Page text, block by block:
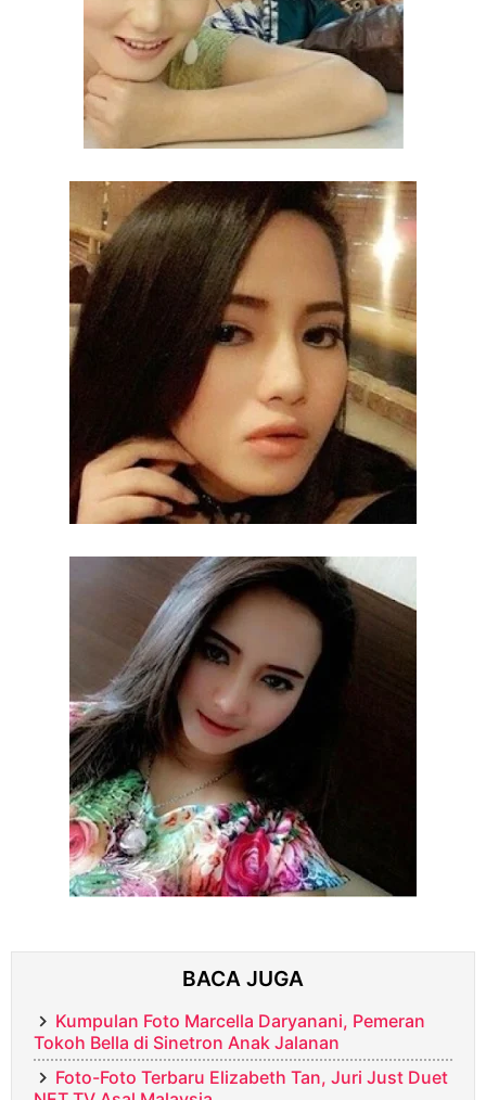
BACA JUGA
Kumpulan Foto Marcella Daryanani, Pemeran
Tokoh Bella di Sinetron Anak Jalanan
Foto-Foto Terbaru Elizabeth Tan, Juri Just Duet